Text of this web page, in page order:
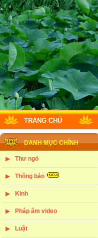
TRANG CHỦ
DANH MỤC CHÍNH
Thư ngỏ
Thông báo
Kinh
Pháp âm video
Luật